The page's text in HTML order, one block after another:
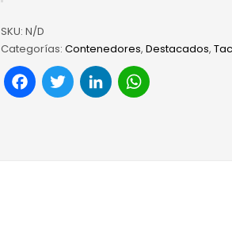
SKU: N/D
Categorías: Contenedores, Destacados,
Facebook
TwitterLinkedIn